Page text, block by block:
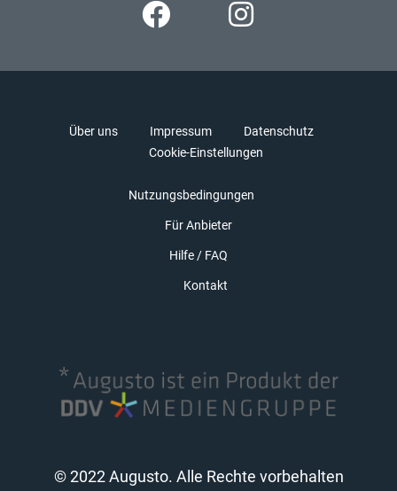
Über uns Impressum
Datenschutz
Cookie-Einstellungen
Nutzungsbedingungen
Für Anbieter
Hilfe / FAQ
Kontakt
© 2022 Augusto. Alle Rechte vorbehalten